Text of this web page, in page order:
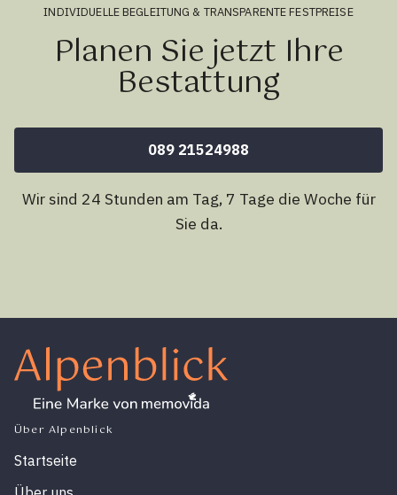
INDIVIDUELLE BEGLEITUNG & TRANSPARENTE FESTPREISE
Planen Sie jetzt Ihre
Bestattung
089 21524988
Wir sind 24 Stunden am Tag, 7 Tage die Woche für
Sie da.
Über Alpenblick
Startseite